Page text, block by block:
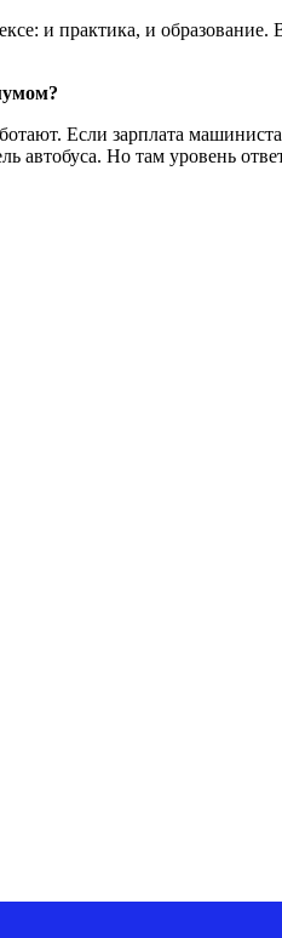
и практика, и образование.
Если зарплата машиниста
автобуса. Но там уровень